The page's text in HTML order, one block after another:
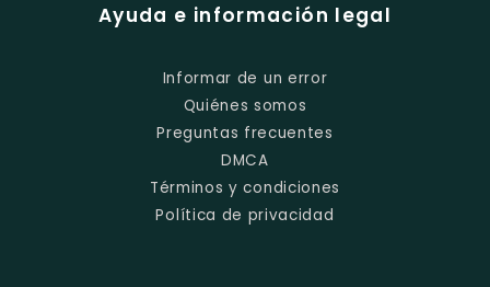
Ayuda e información legal
Informar de un error
Quiénes somos
Preguntas frecuentes
DMCA
Términos y condiciones
Política de privacidad